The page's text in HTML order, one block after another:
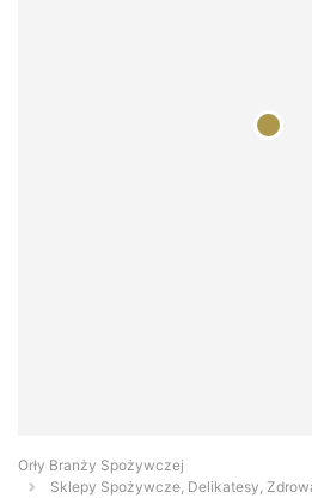
Orły Branży Spożywczej
Sklepy Spożywcze, Delikatesy,